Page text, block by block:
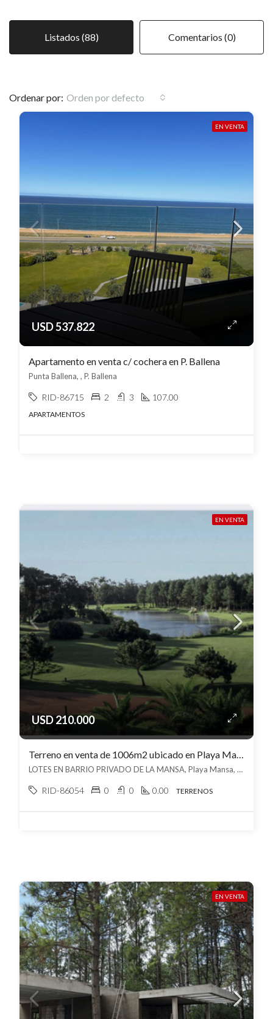
Listados (88) Comentarios (0)
Ordenar por: Orden por defecto
EN VENTA
USD 537.822
Apartamento en venta c/ cochera en P. Ballena
Punta Ballena, , P. Ballena
RID-86715 2 3 107.00
APARTAMENTOS
EN VENTA
USD 210.000
Terreno en venta de 1006m2 ubicado en Playa Mansa
LOTES EN BARRIO PRIVADO DE LA MANSA, Playa Mansa, Punta del Este
RID-86054 0 0 0.00 TERRENOS
EN VENTA